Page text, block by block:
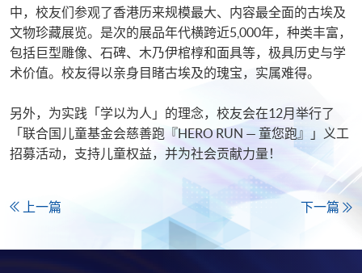
中，校友们参观了香港历来规模最大、内容最全面的古埃及
文物珍藏展览。是次的展品年代横跨近5,000年，种类丰富，
包括巨型雕像、石碑、木乃伊棺椁和面具等，极具历史与学
术价值。校友得以亲身目睹古埃及的瑰宝，实属难得。 ​
​​另外，为实践「学以为人」的理念，校友会在12月举行了
「联合国儿童基金会慈善跑『HERO RUN — 童您跑』」义工
招募活动，支持儿童权益，并为社会​​贡献力量！​
上一篇 下一篇